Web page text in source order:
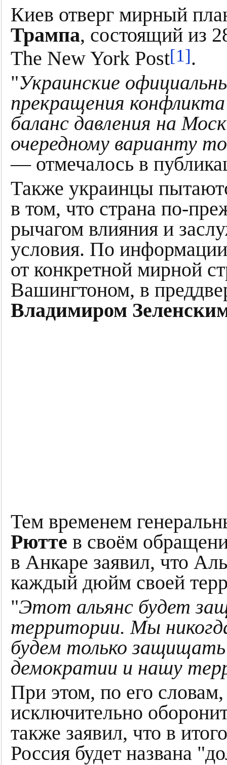
Киев отверг мирный
Трампа, состоящий из
The New York Post[1].
"Украинские
прекращения
баланс давления на
очередному варианту
— отмечалось в
Также украинцы
в том, что страна по-
рычагом влияния и
условия. По
от конкретной мирной
Вашингтоном, в
Владимиром
Тем временем
Рютте в своём
в Анкаре заявил, что
каждый дюйм своей
"Этот альянс будет
территории. Мы
будем только
демократии и нашу
При этом, по его
исключительно
также заявил, что в
Россия будет названа